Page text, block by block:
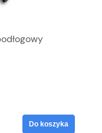
Do koszyka